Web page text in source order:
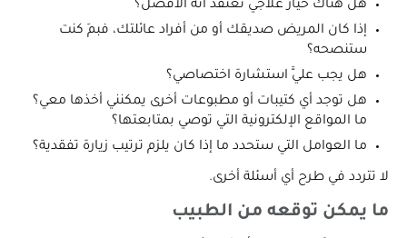
هل هناك خيار علاجي تعتقد أنه الأفضل؟
إذا كان المريض صديقك أو من أفراد عائلتك، فبمَ كنت
ستنصحه؟
هل يجب عليَّ استشارة اختصاصي؟
هل توجد أي كتيبات أو مطبوعات أخرى يمكنني أخذها معي؟
ما المواقع الإلكترونية التي توصي بمتابعتها؟
ما العوامل التي ستحدد ما إذا كان يلزم ترتيب زيارة تفقدية؟
لا تتردد في طرح أي أسئلة أخرى.
ما يمكن توقعه من الطبيب